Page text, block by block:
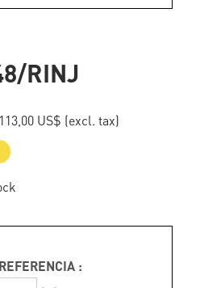
RINJ
113,00 US$ (excl. tax)
: